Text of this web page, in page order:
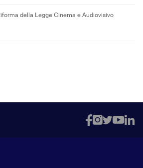
della Legge Cinema e Audiovisivo